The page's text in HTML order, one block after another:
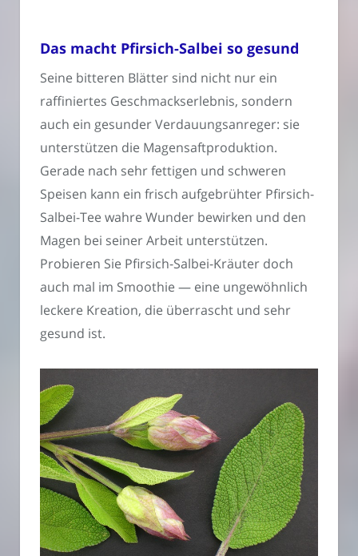
Das macht Pfirsich-Salbei so gesund
Seine bitteren Blätter sind nicht nur ein
raffiniertes Geschmackserlebnis, sondern
auch ein gesunder Verdauungsanreger: sie
unterstützen die Magensaftproduktion.
Gerade nach sehr fettigen und schweren
Speisen kann ein frisch aufgebrühter Pfirsich-
Salbei-Tee wahre Wunder bewirken und den
Magen bei seiner Arbeit unterstützen.
Probieren Sie Pfirsich-Salbei-Kräuter doch
auch mal im Smoothie — eine ungewöhnlich
leckere Kreation, die überrascht und sehr
gesund ist.